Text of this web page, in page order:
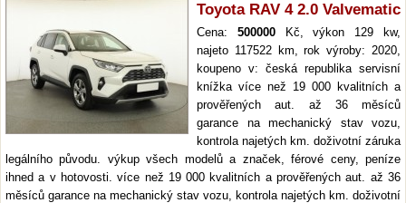
Toyota RAV 4 2.0 Valvematic
Cena: 500000Kč, výkon 129 kw,
najeto 117522 km, rok výroby: 2020,
koupeno v: česká republika servisní
knížka více než 19 000 kvalitních a
prověřených aut. až 36 měsíců
garance na mechanický stav vozu,
kontrola najetých km. doživotní záruka
legálního původu. výkup všech modelů a značek, férové ceny, peníze
ihned a v hotovosti. více než 19 000 kvalitních a prověřených aut. až 36
měsíců garance na mechanický stav vozu, kontrola najetých km. doživotní